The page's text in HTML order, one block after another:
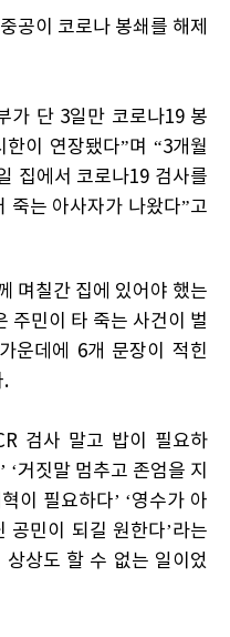
공이 코로나 봉쇄를 해제
가 단 3일만 코로나19 봉
이 연장됐다”며 “3개월
집에서 코로나19 검사를
죽는 아사자가 나왔다”고
며칠간 집에 있어야 했는
주민이 타 죽는 사건이 벌
운데에 6개 문장이 적힌
.
검사 말고 밥이 필요하
‘거짓말 멈추고 존엄을 지
이 필요하다’ ‘영수가 아
공민이 되길 원한다’라는
상도 할 수 없는 일이었